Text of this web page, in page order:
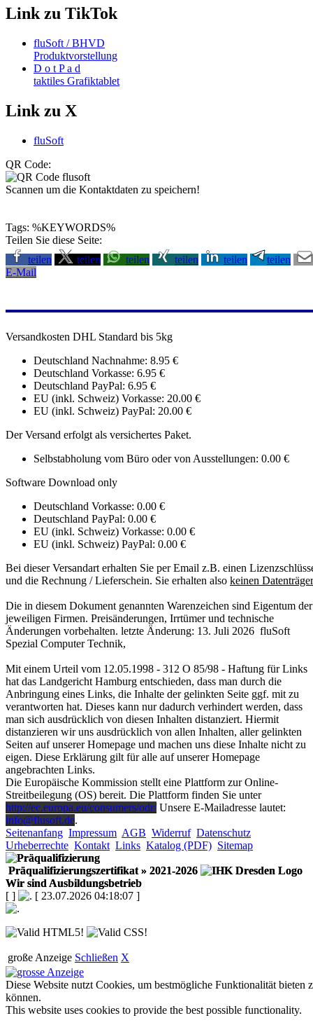
Link zu TikTok
fluSoft / BHVD
Produktvorstellung
D o t P a d
taktiles Grafiktablet
Link zu X
fluSoft
QR Code:
Scannen um die Kontaktdaten zu speichern!
Tags: %KEYWORDS%
Teilen Sie diese Seite:
teilen
teilen teilen teilen teilen
teilen
E-Mail
Versandkosten DHL Standard bis 5kg
Deutschland Nachnahme: 8.95 €
Deutschland Vorkasse: 6.95 €
Deutschland PayPal: 6.95 €
EU (inkl. Schweiz) Vorkasse: 20.00 €
EU (inkl. Schweiz) PayPal: 20.00 €
Der Versand erfolgt als versichertes Paket.
Selbstabholung vom Büro oder von Ausstellungen: 0.00 €
Software Download only
Deutschland Vorkasse: 0.00 €
Deutschland PayPal: 0.00 €
EU (inkl. Schweiz) Vorkasse: 0.00 €
EU (inkl. Schweiz) PayPal: 0.00 €
Bei dieser Versandart erhalten Sie per Email z.B. einen
und die Rechnung / Lieferschein. Sie erhalten also keinen Datenträger
Die in diesem Dokument genannten Warenzeichen sind Eigentum der
jeweiligen Firmen. Preisänderungen, Irrtümer und technische
Änderungen vorbehalten. letzte Änderung: 13. Juli 2026 fluSoft
Spezial Computer Technik,
Mit einem Urteil vom 12.05.1998 - 312 O 85/98 - Haftung für Links
hat das Landgericht Hamburg entschieden, dass man durch die
Anbringung eines Links, die Inhalte der gelinkten Seite ggf. mit zu
verantworten hat. Dieses kann nur dadurch verhindert werden, dass
man sich ausdrücklich von diesen Inhalten distanziert. Hiermit
distanzieren wir uns ausdrücklich von allen Inhalten, aller gelinkten
Seiten auf unserer Homepage und machen uns diese Inhalte nicht zu
eigen. Diese Erklärung gilt für alle auf unserer Homepage
angebrachten Links.
Die Europäische Kommission stellt eine Plattform zur Online-
Streitbeilegung (OS) bereit. Die Plattform finden Sie unter
http://ec.europa.eu/consumers/odr/Unsere E-Mailadresse lautet:
info@flusoft.de.
Seitenanfang Impressum AGB Widerruf Datenschutz
Urheberrechte Kontakt Links Katalog (PDF) Sitemap
Präqualifizierungszertifikat » 2021-2026
Wir sind Ausbildungsbetrieb
[ ] [ 23.07.2026 04:18:07 ]
große Anzeige Schließen X
Diese Website nutzt Cookies, um bestmögliche Funktionalität bieten
können.
This website uses cookies to provide the best possible functionality.